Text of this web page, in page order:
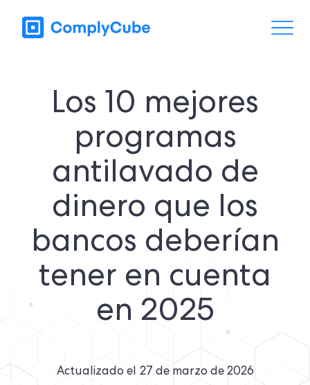
Los 10 mejores
programas
antilavado de
dinero que los
bancos deberían
tener en cuenta
en 2025
Actualizado el 27 de marzo de 2026